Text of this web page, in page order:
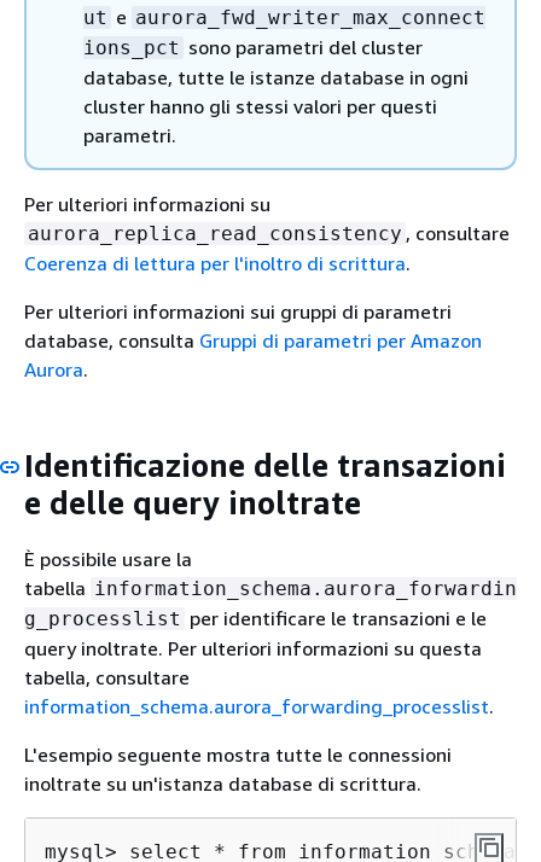
ut e aurora_fwd_writer_max_connect
ions_pct sono parametri del cluster
database, tutte le istanze database in ogni
cluster hanno gli stessi valori per questi
parametri.
Per ulteriori informazioni su
aurora_replica_read_consistency , consultare
Coerenza di lettura per l'inoltro di scrittura.
Per ulteriori informazioni sui gruppi di parametri
database, consulta Gruppi di parametri per Amazon
Aurora.
Identificazione delle transazioni
e delle query inoltrate
È possibile usare la
tabella information_schema.aurora_forwardin
g_processlist per identificare le transazioni e le
query inoltrate. Per ulteriori informazioni su questa
tabella, consultare
information_schema.aurora_forwarding_processlist.
L'esempio seguente mostra tutte le connessioni
inoltrate su un'istanza database di scrittura.
mysql> select * from